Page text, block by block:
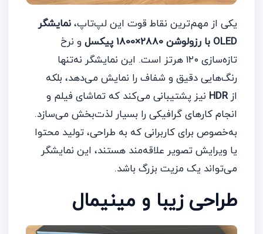
یکی از مهم‌ترین نقاط قوت این لپ‌تاپ،نمایشگر
OLED با رزولوشن 2880×1800 پیکسل
و نرخ
تازه‌سازی ۱۲۰ هرتز است. این نمایشگر نه‌تنها
رنگ‌هایی دقیق و شفاف را نمایش می‌دهد، بلکه
ازHDR نیز پشتیبانی می‌کند که تماشای فیلم و
انجام کارهای گرافیکی را بسیار لذت‌بخش می‌سازد.
به‌خصوص برای کاربرانی که به طراحی، تولید محتوا
یا ویرایش تصویر علاقه‌مند هستند، این نمایشگر
می‌تواند یک مزیت بزرگ باشد.
طراحی زیبا و مینیمال